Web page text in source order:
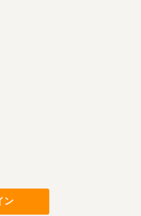
しい！ とても気分の良
た
ン